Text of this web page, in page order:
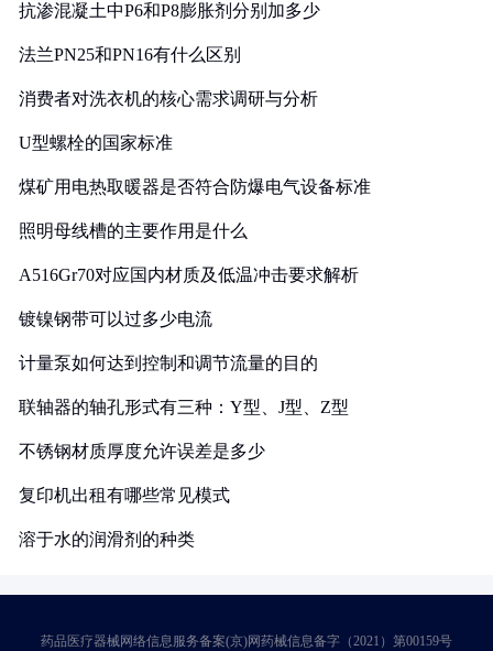
抗渗混凝土中P6和P8膨胀剂分别加多少
法兰PN25和PN16有什么区别
消费者对洗衣机的核心需求调研与分析
U型螺栓的国家标准
煤矿用电热取暖器是否符合防爆电气设备标准
照明母线槽的主要作用是什么
A516Gr70对应国内材质及低温冲击要求解析
镀镍钢带可以过多少电流
计量泵如何达到控制和调节流量的目的
联轴器的轴孔形式有三种：Y型、J型、Z型
不锈钢材质厚度允许误差是多少
复印机出租有哪些常见模式
溶于水的润滑剂的种类
药品医疗器械网络信息服务备案(京)网药械信息备字（2021）第00159号